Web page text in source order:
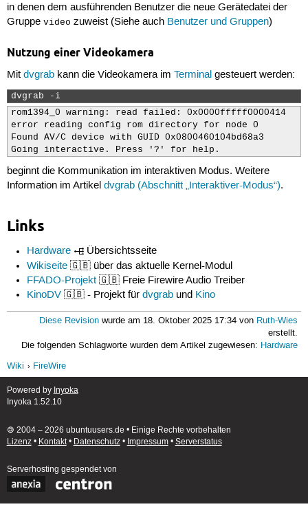
in denen dem ausführenden Benutzer die neue Gerätedatei der
Gruppe video zuweist (Siehe auch Benutzer und Gruppen)
Nutzung einer Videokamera
Mit dvgrabkann die Videokamera im Terminalgesteuert werden:
dvgrab -i
rom1394_0 warning: read failed: 0x0000fffff0000414
error reading config rom directory for node 0
Found AV/C device with GUID 0x0800460104bd68a3
Going interactive. Press '?' for help.
beginnt die Kommunikation im interaktiven Modus. Weitere
Information im Artikel dvgrab (Abschnitt „Interaktiver-Modus“).
Links
Hardware
Übersichtsseite
Wikiseite 🇬🇧 über das aktuelle Kernel-Modul
FFADO-Projekt 🇬🇧 Freie Firewire Audio Treiber
KinoDV 🇬🇧 - Projekt fürdvgrab und Kino
Diese Revision wurde am 18. Oktober 2025 17:34 von Ruth-Wies
erstellt.
Die folgenden Schlagworte wurden dem Artikel zugewiesen: Hardware
Wiki
FireWire
Powered by Inyoka
Inyoka 1.52.10
🄯 2004 – 2026 ubuntuusers.de • Einige Rechte vorbehalten
Lizenz• Kontakt• Datenschutz• Impressum• Serverstatus
Serverhosting gespendet von